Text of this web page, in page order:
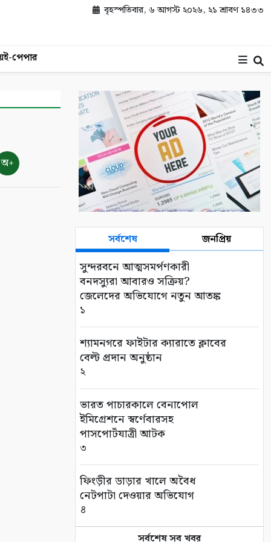
বৃহস্পতিবার, ৬ আগস্ট ২০২৬, ২১ শ্রাবণ ১৪৩৩
ই-পেপার
অ+
সর্বশেষ জনপ্রিয়
সুন্দরবনে আত্মসমর্পণকারী
বনদস্যুরা আবারও সক্রিয়?
জেলেদের অভিযোগে নতুন আতঙ্ক
১
শ্যামনগরে ফাইটার ক্যারাতে ক্লাবের
বেল্ট প্রদান অনুষ্ঠান
২
ভারত পাচারকালে বেনাপোল
ইমিগ্রেশনে স্বর্ণেবারসহ
পাসপোর্টযাত্রী আটক
৩
ফিংড়ীর ডাড়ার খালে অবৈধ
নেটপাটা দেওয়ার অভিযোগ
৪
সর্বশেষ সব খবর